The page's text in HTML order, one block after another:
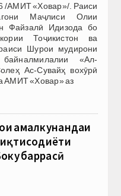
АМИТ «Ховар»/. Раиси
Маҷлиси Олии
Файзалӣ Идизода бо
Тоҷикистон ва
Шурои мудирони
«Ал-
Ас-Сувайҳ вохӯрӣ
АМИТ «Ховар» аз
амалкунандаи
баррасӣ